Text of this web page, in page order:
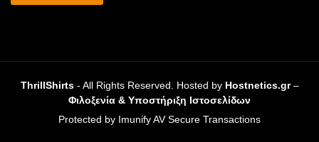
ThrillShirts- All Rights Reserved. Hosted by Hostnetics.gr–
Φιλοξενία & Υποστήριξη Ιστοσελίδων
Protected by Imunify AV Secure Transactions